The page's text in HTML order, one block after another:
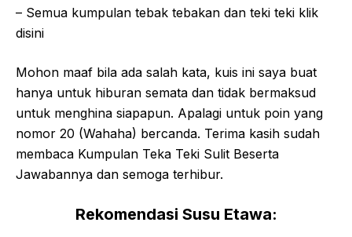
– Semua kumpulan tebak tebakan dan teki teki klik
disini
Mohon maaf bila ada salah kata, kuis ini saya buat
hanya untuk hiburan semata dan tidak bermaksud
untuk menghina siapapun. Apalagi untuk poin yang
nomor 20 (Wahaha) bercanda. Terima kasih sudah
membaca Kumpulan Teka Teki Sulit Beserta
Jawabannya dan semoga terhibur.
Rekomendasi Susu Etawa: